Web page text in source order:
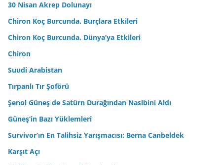
30 Nisan Akrep Dolunayı
Chiron Koç Burcunda. Burçlara Etkileri
Chiron Koç Burcunda. Dünya’ya Etkileri
Chiron
Suudi Arabistan
Tırpanlı Tır Şoförü
Şenol Güneş de Satürn Durağından Nasibini Aldı
Güneş’in Bazı Yüklemleri
Survivor’ın En Talihsiz Yarışmacısı: Berna Canbeldek
Karşıt Açı